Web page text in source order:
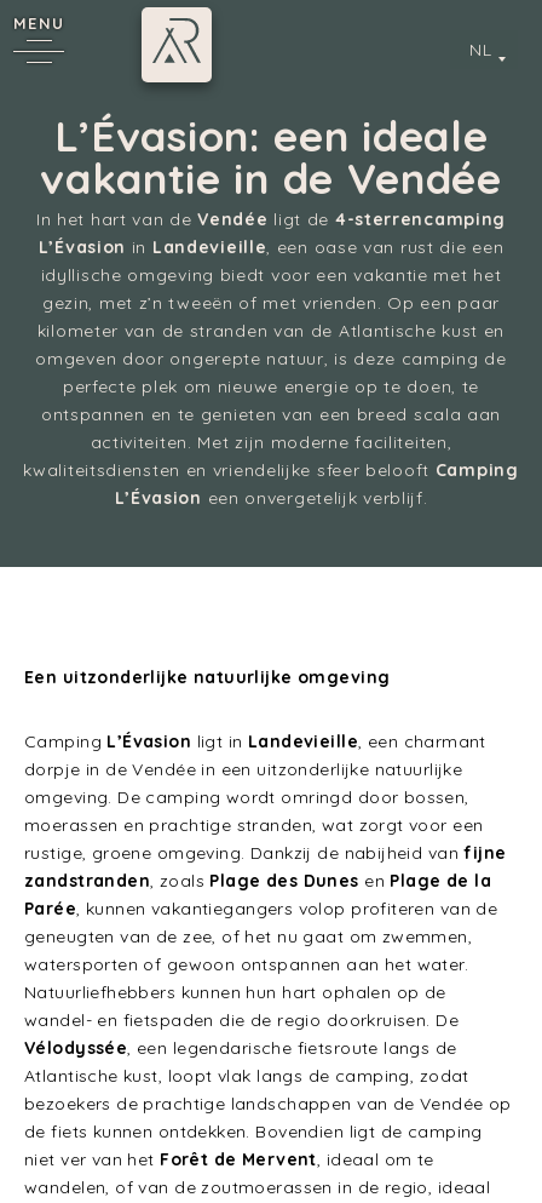
MENU
NL
L’Évasion: een ideale
vakantie in de Vendée
In het hart van deVendée ligt de 4-sterrencamping
L’Évasion in Landevieille, een oase van rust die een
idyllische omgeving biedt voor een vakantie met het
gezin, met z’n tweeën of met vrienden. Op een paar
kilometer van de stranden van de Atlantische kust en
omgeven door ongerepte natuur, is deze camping de
perfecte plek om nieuwe energie op te doen, te
ontspannen en te genieten van een breed scala aan
activiteiten. Met zijn moderne faciliteiten,
kwaliteitsdiensten en vriendelijke sfeer belooft Camping
L’Évasion een onvergetelijk verblijf.
Een uitzonderlijke natuurlijke omgeving
Camping L’Évasion ligt in Landevieille, een charmant
dorpje in de Vendée in een uitzonderlijke natuurlijke
omgeving. De camping wordt omringd door bossen,
moerassen en prachtige stranden, wat zorgt voor een
rustige, groene omgeving. Dankzij de nabijheid vanfijne
zandstranden, zoals Plage des Dunes en Plage de la
Parée, kunnen vakantiegangers volop profiteren van de
geneugten van de zee, of het nu gaat om zwemmen,
watersporten of gewoon ontspannen aan het water.
Natuurliefhebbers kunnen hun hart ophalen op de
wandel- en fietspaden die de regio doorkruisen. De
Vélodyssée, een legendarische fietsroute langs de
Atlantische kust, loopt vlak langs de camping, zodat
bezoekers de prachtige landschappen van de Vendée op
de fiets kunnen ontdekken. Bovendien ligt de camping
niet ver van het Forêt de Mervent, ideaal om te
wandelen, of van de zoutmoerassen in de regio, ideaal